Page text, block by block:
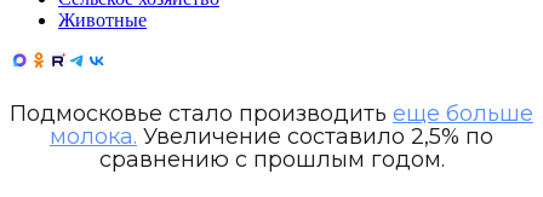
Животные
Подмосковье стало производить еще больше
молока. Увеличение составило 2,5% по
сравнению с прошлым годом.